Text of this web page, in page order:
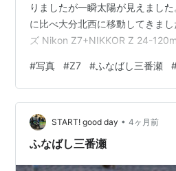
りましたが一瞬太陽が見えまし
に比べ大分北西に移動してきま
ズ Nikon Z7+NIKKOR Z 24-
ング参加中写真・カメラランキ
年開設ブログランキング参加中
#写真 #Z7 #ふなばし三番瀬
START! good day • 4ヶ月前
ふなばし三番瀬